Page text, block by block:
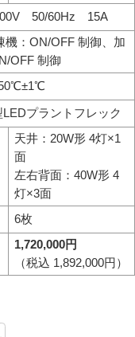
50/60Hz 15A
機：ON/OFF 制御、加
OFF 制御
プラントフレック
天井：20W形 4灯×1
面
左右背面：40W形 4
灯×3面
6枚
1,720,000円
（税込 1,892,000円）